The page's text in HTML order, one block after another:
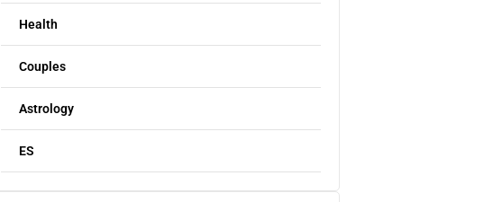
Health
Couples
Astrology
ES